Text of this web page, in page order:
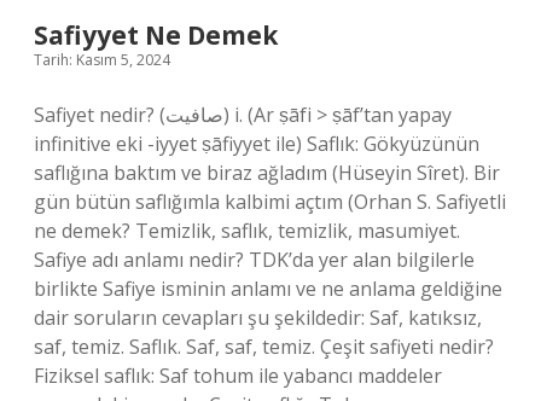
Safiyyet Ne Demek
Tarih: Kasım 5, 2024
Safiyet nedir? (ﺻﺎﻓﻴﺖ) i. (Ar ṣāfі > ṣāf’tan yapay
infinitive eki -iyyet ṣāfiyyet ile) Saflık: Gökyüzünün
saflığına baktım ve biraz ağladım (Hüseyin Sîret). Bir
gün bütün saflığımla kalbimi açtım (Orhan S. Safiyetli
ne demek? Temizlik, saflık, temizlik, masumiyet.
Safiye adı anlamı nedir? TDK’da yer alan bilgilerle
birlikte Safiye isminin anlamı ve ne anlama geldiğine
dair soruların cevapları şu şekildedir: Saf, katıksız,
saf, temiz. Saflık. Saf, saf, temiz. Çeşit safiyeti nedir?
Fiziksel saflık: Saf tohum ile yabancı maddeler